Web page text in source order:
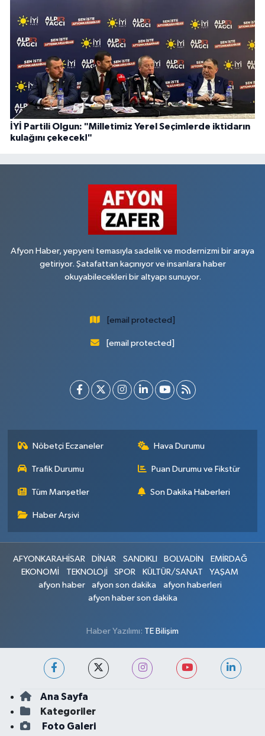
İYİ Partili Olgun: "Milletimiz Yerel Seçimlerde iktidarın
kulağını çekecek!"
Afyon Haber, yepyeni temasıyla sadelik ve modernizmi bir araya
getiriyor. Şatafattan kaçınıyor ve insanlara haber
okuyabilecekleri bir altyapı sunuyor.
[email protected]
[email protected]
Nöbetçi Eczaneler Hava Durumu
Trafik Durumu Puan Durumu ve Fikstür
Tüm Manşetler Son Dakika Haberleri
Haber Arşivi
AFYONKARAHİSAR DİNAR SANDIKLI BOLVADİN
EMİRDAĞ
EKONOMİ
TEKNOLOJİ SPOR KÜLTÜR/SANAT
YAŞAM
afyon haber
afyon son dakika
afyon haberleri
afyon haber son dakika
Haber Yazılımı: TE Bilişim
Ana Sayfa
Kategoriler
Foto Galeri